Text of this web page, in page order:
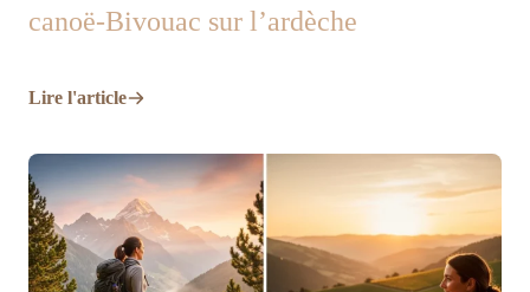
canoë-Bivouac sur l’ardèche
Lire l'article